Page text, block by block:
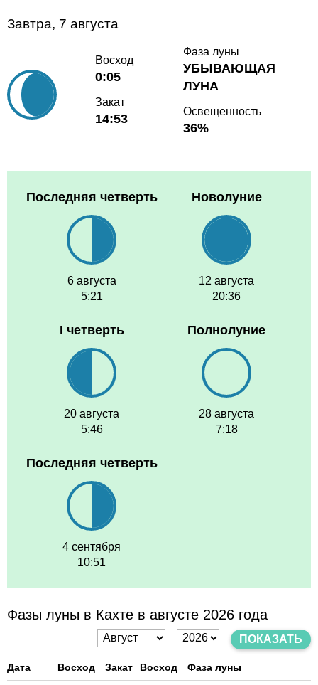
Завтра, 7 августа
Восход
0:05
Закат
14:53
Фаза луны
УБЫВАЮЩАЯ
ЛУНА
Освещенность
36%
Последняя четверть
6 августа
5:21
Новолуние
12 августа
20:36
I четверть
20 августа
5:46
Полнолуние
28 августа
7:18
Последняя четверть
4 сентября
10:51
Фазы луны в Кахте в августе 2026 года
ПОКАЗАТЬ
Дата Восход Закат Восход Фаза луны